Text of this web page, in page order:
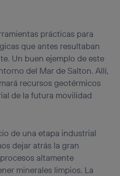
prácticas para
que antes resultaban
Un buen ejemplo de este
del Mar de Salton. Allí,
recursos geotérmicos
de la futura movilidad
de una etapa industrial
dejar atrás la gran
altamente
minerales limpios. La